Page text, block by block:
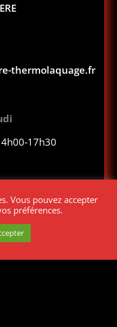
thermolaquage.fr
17h30
Vous pouvez accepter
préférences.